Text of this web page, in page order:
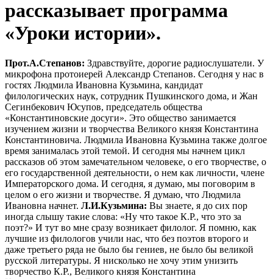
рассказывает программа
«Уроки истории».
Прот.А.Степанов: Здравствуйте, дорогие радиослушатели. У
микрофона протоиерей Александр Степанов. Сегодня у нас в
гостях Людмила Ивановна Кузьмина, кандидат
филологических наук, сотрудник Пушкинского дома, и Жан
Сегинбекович Юсупов, председатель общества
«Константиновские досуги». Это общество занимается
изучением жизни и творчества Великого князя Константина
Константиновича. Людмила Ивановна Кузьмина также долгое
время занималась этой темой. И сегодня мы начнем цикл
рассказов об этом замечательном человеке, о его творчестве, о
его государственной деятельности, о нем как личности, члене
Императорского дома. И сегодня, я думаю, мы поговорим в
целом о его жизни и творчестве. Я думаю, что Людмила
Ивановна начнет. Л.И.Кузьмина: Вы знаете, я до сих пор
иногда слышу такие слова: «Ну что такое К.Р., что это за
поэт?» И тут во мне сразу возникает филолог. Я помню, как
лучшие из филологов учили нас, что без поэтов второго и
даже третьего ряда не было бы гениев, не было бы великой
русской литературы. Я нисколько не хочу этим унизить
творчество К.Р., Великого князя Константина